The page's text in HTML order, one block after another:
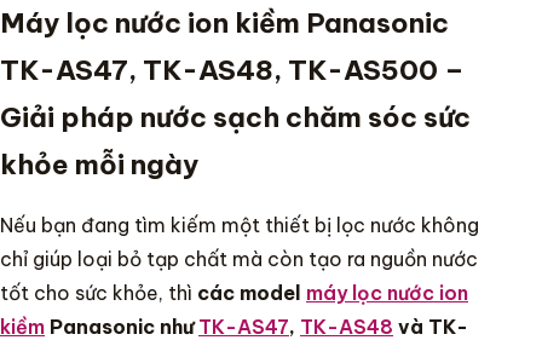
Máy lọc nước ion kiềm Panasonic
TK-AS47, TK-AS48, TK-AS500 –
Giải pháp nước sạch chăm sóc sức
khỏe mỗi ngày
Nếu bạn đang tìm kiếm một thiết bị lọc nước không
chỉ giúp loại bỏ tạp chất mà còn tạo ra nguồn nước
tốt cho sức khỏe, thì các model máy lọc nước ion
kiềm Panasonic nhưTK-AS47, TK-AS48 và TK-